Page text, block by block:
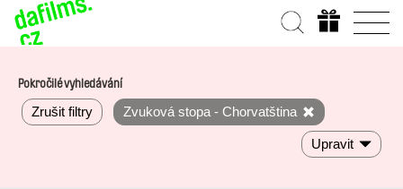
Pokročilé vyhledávání
Zrušit filtry Zvuková stopa - Chorvatština
Upravit